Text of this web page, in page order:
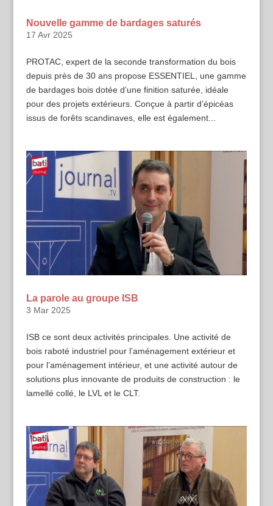
Nouvelle gamme de bardages saturés
17 Avr 2025
PROTAC, expert de la seconde transformation du bois
depuis près de 30 ans propose ESSENTIEL, une gamme
de bardages bois dotée d’une finition saturée, idéale
pour des projets extérieurs. Conçue à partir d’épicéas
issus de forêts scandinaves, elle est également...
La parole au groupe ISB
3 Mar 2025
ISB ce sont deux activités principales. Une activité de
bois raboté industriel pour l’aménagement extérieur et
pour l’aménagement intérieur, et une activité autour de
solutions plus innovante de produits de construction : le
lamellé collé, le LVL et le CLT.